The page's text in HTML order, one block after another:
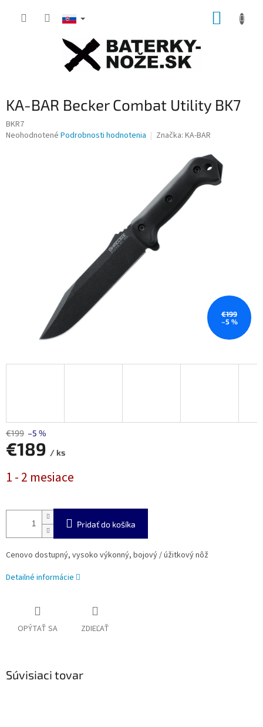
KA-BAR Becker Combat Utility BK7
BKR7
Priemerné
Neohodnotené Podrobnosti hodnotenia Značka: KA-BAR
€199
–5 %
€199 –5 %
€189 / ks
cena:
1 - 2 mesiace
Pridať do košíka
Cenovo dostupný, vysoko výkonný, bojový / úžitkový nôž
Detailné informácie
OPÝTAŤ SA ZDIEĽAŤ
Súvisiaci tovar